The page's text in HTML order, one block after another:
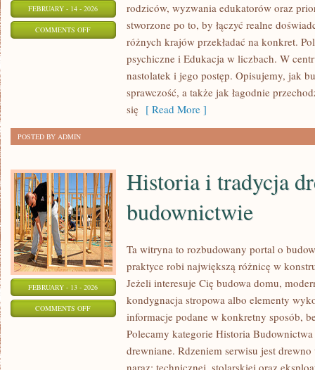
FEBRUARY - 14 - 2026
COMMENTS OFFON
rodziców, wyzwania edukatorów oraz
stworzone po to, by łączyć realne
różnych krajów przekładać na konkret.
psychiczne i Edukacja w liczbach. W
nastolatek i jego postęp. Opisujemy, jak
sprawczość, a także jak łagodnie
się [ Read More ]
POSTED BY ADMIN
FEBRUARY - 13 - 2026
COMMENTS OFFON
Historia i tradycja
budownictwie
Ta witryna to rozbudowany portal o
praktyce robi największą różnicę w
Jeżeli interesuje Cię budowa domu,
kondygnacja stropowa albo elementy
informacje podane w konkretny sposób,
Polecamy kategorie Historia
drewniane. Rdzeniem serwisu jest
naraz: technicznej, stolarskiej oraz